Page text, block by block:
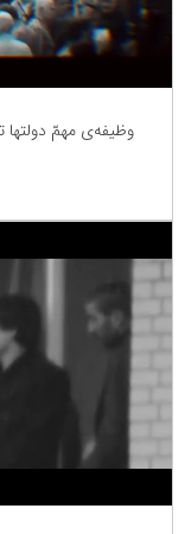
وظیفه‌ی مهمّ